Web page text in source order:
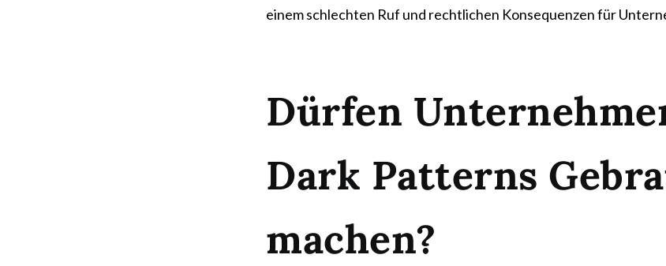
einem schlechten Ruf und rechtlichen Konsequenzen für
Dürfen
Dark Patterns G
machen?